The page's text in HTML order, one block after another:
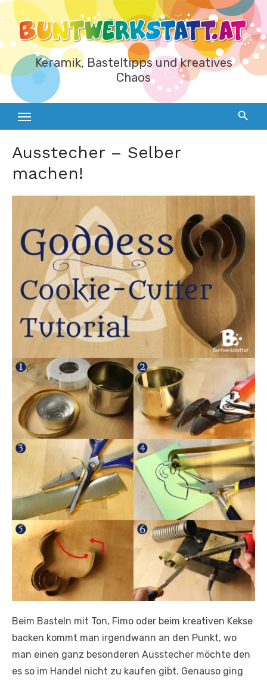
Zum
Inhalt
springen
Keramik, Basteltipps und kreatives
Chaos
Ausstecher – Selber
machen!
Beim Basteln mit Ton, Fimo oder beim kreativen Kekse
backen kommt man irgendwann an den Punkt, wo
man einen ganz besonderen Ausstecher möchte den
es so im Handel nicht zu kaufen gibt. Genauso ging